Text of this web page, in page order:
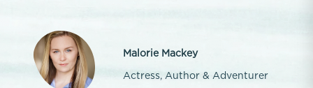
Malorie Mackey
Actress, Author & Adventurer